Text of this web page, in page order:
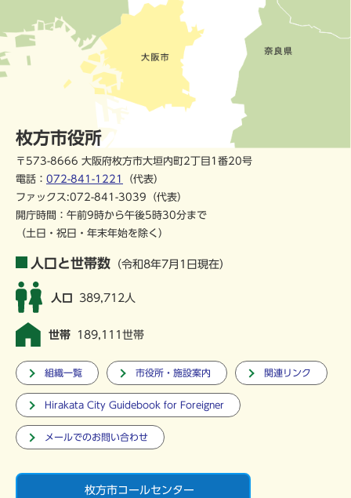
枚方市役所
〒573-8666 大阪府枚方市大垣内町2丁目1番20号
電話： 072-841-1221
（代表）
ファックス:072-841-3039（代表）
開庁時間：午前9時から午後5時30分まで
（土日・祝日・年末年始を除く）
人口と世帯数 （令和8年7月1日現在）
人口 389,712人
世帯 189,111世帯
組織一覧 市役所・施設案内 関連リンク
Hirakata City Guidebook for Foreigner
メールでのお問い合わせ
枚方市コールセンター